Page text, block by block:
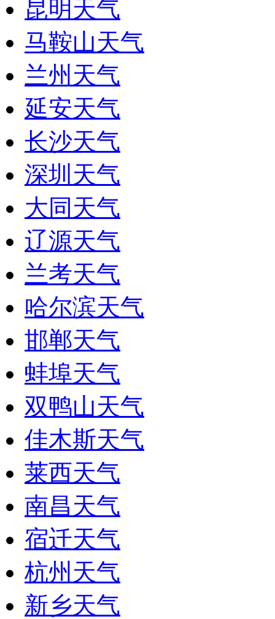
昆明天气
马鞍山天气
兰州天气
延安天气
长沙天气
深圳天气
大同天气
辽源天气
兰考天气
哈尔滨天气
邯郸天气
蚌埠天气
双鸭山天气
佳木斯天气
莱西天气
南昌天气
宿迁天气
杭州天气
新乡天气